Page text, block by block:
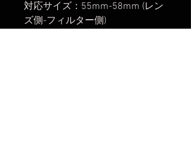
対応サイズ：55mm-58mm (レン
ズ側-フィルター側)